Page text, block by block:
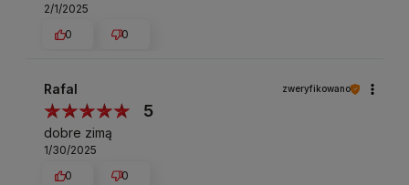
2/1/2025
0
0
Rafal zweryfikowano
5
dobre zimą
1/30/2025
0
0